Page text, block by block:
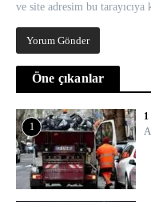
ve site adresim bu tarayıcıya
Öne çıkanlar
1